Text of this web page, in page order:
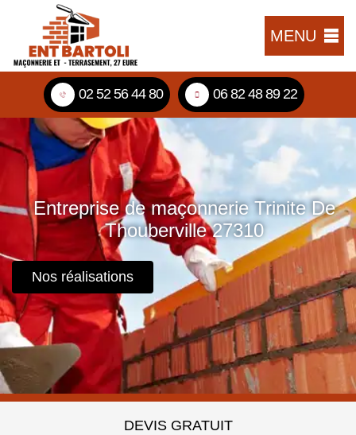
MENU
02 52 56 44 80 06 82 48 89 22
Entreprise de maçonnerie Trinite De
Thouberville 27310
Nos réalisations
DEVIS GRATUIT